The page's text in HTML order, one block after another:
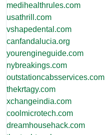
medihealthrules.com
usathrill.com
vshapedental.com
canfandalucia.org
yourengineguide.com
nybreakings.com
outstationcabsservices.com
thekrtagy.com
xchangeindia.com
coolmicrotech.com
dreamhousehack.com